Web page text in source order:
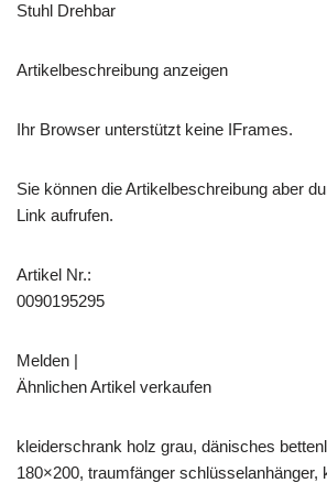
Stuhl Drehbar
Artikelbeschreibung anzeigen
Ihr Browser unterstützt keine IFrames.
Sie können die Artikelbeschreibung aber
Link aufrufen.
Artikel Nr.:
0090195295
Melden |
Ähnlichen Artikel verkaufen
kleiderschrank holz grau, dänisches
180×200, traumfänger schlüsselanhänger,